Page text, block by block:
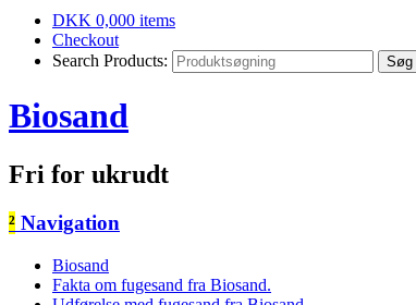
DKK 0,000 items
Checkout
Search Products:
Biosand
Fri for ukrudt
² Navigation
Biosand
Fakta om fugesand fra Biosand.